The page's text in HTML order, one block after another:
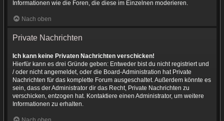
Informationen wie die Foren, die diese im Einzelnen moderieren.
Nach oben
Private Nachrichten
Ich kann keine Privaten Nachrichten verschicken!
Hierfür kann es drei Gründe geben: Entweder bist du nicht registriert und
/ oder nicht angemeldet, oder die Board-Administration hat Private
Nachrichten für das komplette Forum ausgeschaltet. Außerdem könnte es
sein, dass der Administrator dir das Recht, Private Nachrichten zu
verschicken, entzogen hat. Kontaktiere einen Administrator, um weitere
Informationen zu erhalten.